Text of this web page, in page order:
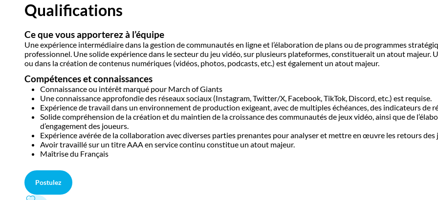
Qualifications
Ce que vous apporterez à l’équipe
Une expérience intermédiaire dans la gestion de communautés en ligne et l’élaboration de plans ou de programmes
professionnel. Une solide expérience dans le secteur du jeu vidéo, sur plusieurs plateformes, constituerait un atout majeur.
ou dans la création de contenus numériques (vidéos, photos, podcasts, etc.) est également un atout majeur.
Compétences et connaissances
Connaissance ou intérêt marqué pour March of Giants
Une connaissance approfondie des réseaux sociaux (Instagram, Twitter/X, Facebook, TikTok, Discord, etc.) est requise.
Expérience de travail dans un environnement de production exigeant, avec de multiples échéances, des indicateurs de
Solide compréhension de la création et du maintien de la croissance des communautés de jeux vidéo, ainsi que de
d’engagement des joueurs.
Expérience avérée de la collaboration avec diverses parties prenantes pour analyser et mettre en œuvre les retours des
Avoir travaillé sur un titre AAA en service continu constitue un atout majeur.
Maîtrise du Français
Postulez